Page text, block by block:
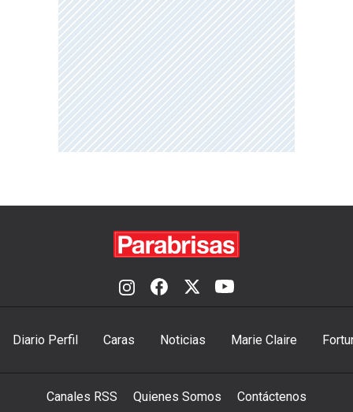
Diario Perfil Caras Noticias Marie Claire
Canales RSS Quienes Somos Contáctenos